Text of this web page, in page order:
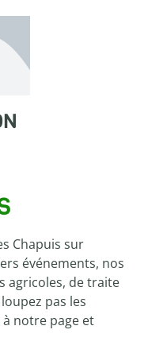
Chapuis sur
événements, nos
agricoles, de traite
pas les
notre page et